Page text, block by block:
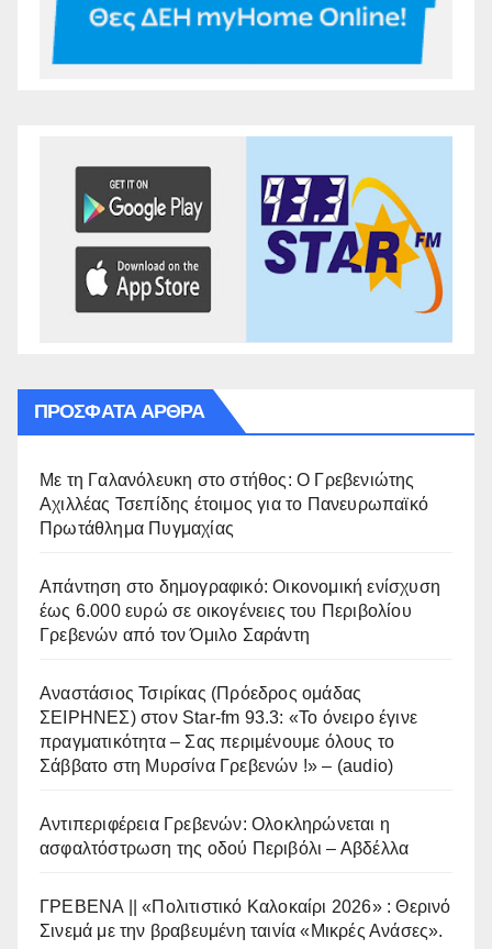
ΠΡΌΣΦΑΤΑ ΆΡΘΡΑ
Με τη Γαλανόλευκη στο στήθος: Ο Γρεβενιώτης
Αχιλλέας Τσεπίδης έτοιμος για το Πανευρωπαϊκό
Πρωτάθλημα Πυγμαχίας
Απάντηση στο δημογραφικό: Οικονομική ενίσχυση
έως 6.000 ευρώ σε οικογένειες του Περιβολίου
Γρεβενών από τον Όμιλο Σαράντη
Αναστάσιος Τσιρίκας (Πρόεδρος ομάδας
ΣΕΙΡΗΝΕΣ) στον Star-fm 93.3: «Το όνειρο έγινε
πραγματικότητα – Σας περιμένουμε όλους το
Σάββατο στη Μυρσίνα Γρεβενών !» – (audio)
Αντιπεριφέρεια Γρεβενών: Ολοκληρώνεται η
ασφαλτόστρωση της οδού Περιβόλι – Αβδέλλα
ΓΡΕΒΕΝΑ || «Πολιτιστικό Καλοκαίρι 2026» : Θερινό
Σινεμά με την βραβευμένη ταινία «Μικρές Ανάσες».